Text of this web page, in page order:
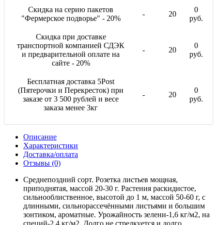
Скидка на серию пакетов
"Фермерское подворье" - 20%
- 20
0
руб.
Скидка при доставке
транспортной компанией СДЭК
и предварительной оплате на
сайте - 20%
- 20
0
руб.
Бесплатная доставка 5Post
(Пятерочки и Перекресток) при
заказе от 3 500 рублей и весе
заказа менее 3кг
- 20
0
руб.
Описание
Характеристики
Доставка/оплата
Отзывы (0)
Среднепоздний сорт. Розетка листьев мощная,
приподнятая, массой 20-30 г. Растения раскидистое,
сильнооблиственное, высотой до 1 м, массой 50-60 г, с
длинными, сильнорассечёнными листьями и большим
зонтиком, ароматные. Урожайность зелени-1,6 кг/м2, на
специй-2,4 кг/м2. Долго не стрелкуется и долго